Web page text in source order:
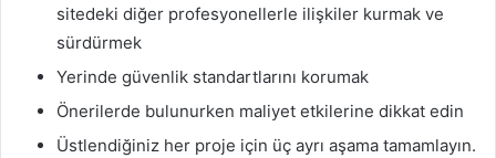
sitedeki diğer profesyonellerle ilişkiler kurmak ve
sürdürmek
Yerinde güvenlik standartlarını korumak
Önerilerde bulunurken maliyet etkilerine dikkat edin
Üstlendiğiniz her proje için üç ayrı aşama tamamlayın.